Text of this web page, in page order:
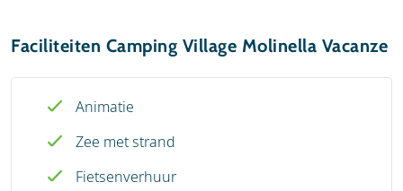
Faciliteiten Camping Village Molinella Vacanze
Animatie
Zee met strand
Fietsenverhuur